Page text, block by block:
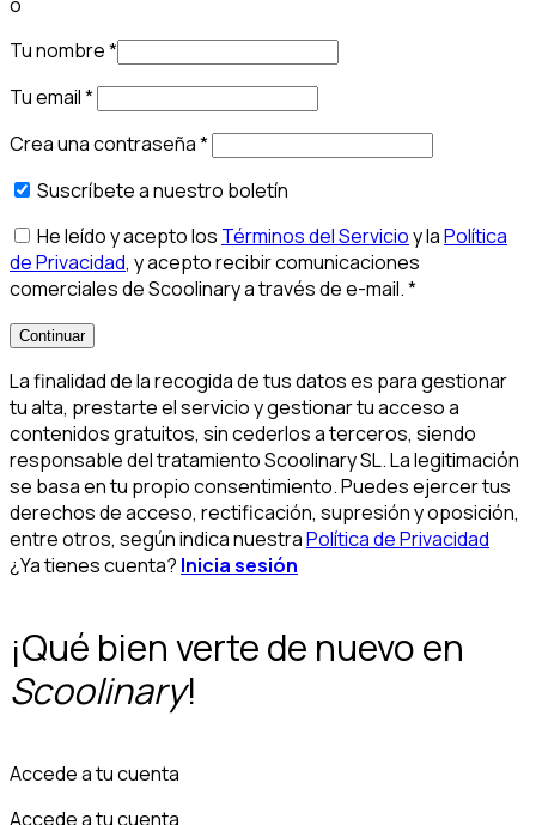
Tu nombre*
Tu email*
Crea una contraseña*
Suscríbete a nuestro boletín
He leído y acepto los Términos del Servicioy laPolítica
de Privacidad, y acepto recibir comunicaciones
comerciales de Scoolinary a través de e-mail.*
Continuar
La finalidad de la recogida de tus datos es para gestionar
tu alta, prestarte el servicio y gestionar tu acceso a
contenidos gratuitos, sin cederlos a terceros, siendo
responsable del tratamiento Scoolinary SL. La legitimación
se basa en tu propio consentimiento. Puedes ejercer tus
derechos de acceso, rectificación, supresión y oposición,
entre otros, según indica nuestraPolítica de Privacidad
¿Ya tienes cuenta? Inicia sesión
¡Qué bien verte de nuevo en
Scoolinary!
Accede a tu cuenta
Accede a tu cuenta